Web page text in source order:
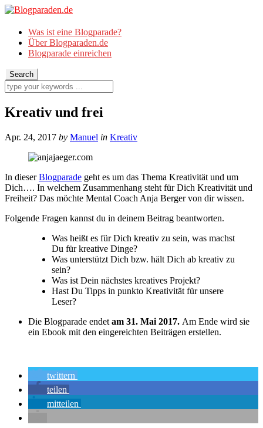
Was ist eine Blogparade?
Über Blogparaden.de
Blogparade einreichen
Kreativ und frei
Apr. 24, 2017 by Manuel in Kreativ
In dieser Blogparade geht es um das Thema Kreativität und um
Dich…. In welchem Zusammenhang steht für Dich Kreativität und
Freiheit? Das möchte Mental Coach Anja Berger von dir wissen.
Folgende Fragen kannst du in deinem Beitrag beantworten.
Was heißt es für Dich kreativ zu sein, was machst
Du für kreative Dinge?
Was unterstützt Dich bzw. hält Dich ab kreativ zu
sein?
Was ist Dein nächstes kreatives Projekt?
Hast Du Tipps in punkto Kreativität für unsere
Leser?
Die Blogparade endet am 31. Mai 2017. Am Ende wird sie
ein Ebook mit den eingereichten Beiträgen erstellen.
twittern
teilen
mitteilen